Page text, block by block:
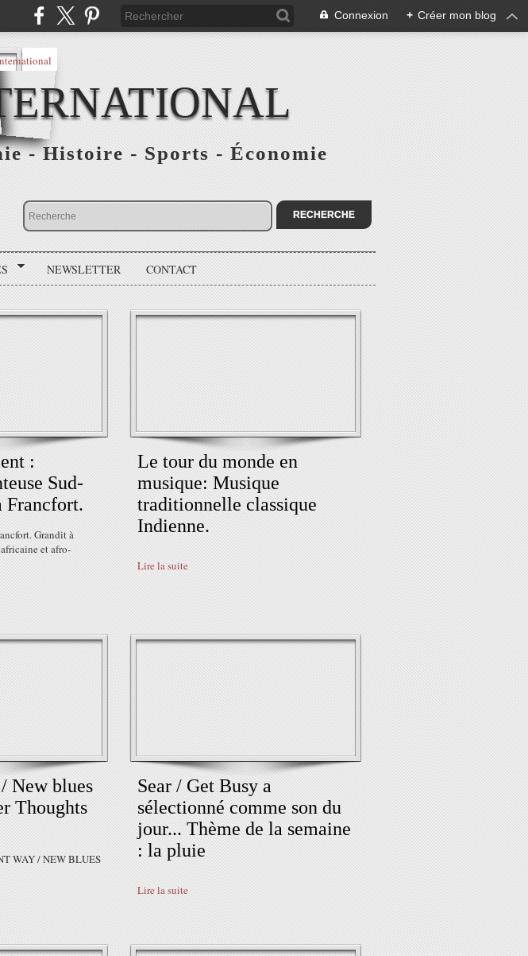
Connexion + Créer mon blog
- Histoire - Sports - Économie
NEWSLETTER CONTACT
:
Sud-
Francfort.
Grandit à
et afro-
Le tour du monde en
musique: Musique
traditionnelle classique
Indienne.
Lire la suite
New blues
Thoughts
WAY / NEW BLUES
Sear / Get Busy a
sélectionné comme son du
jour... Thème de la semaine
: la pluie
Lire la suite